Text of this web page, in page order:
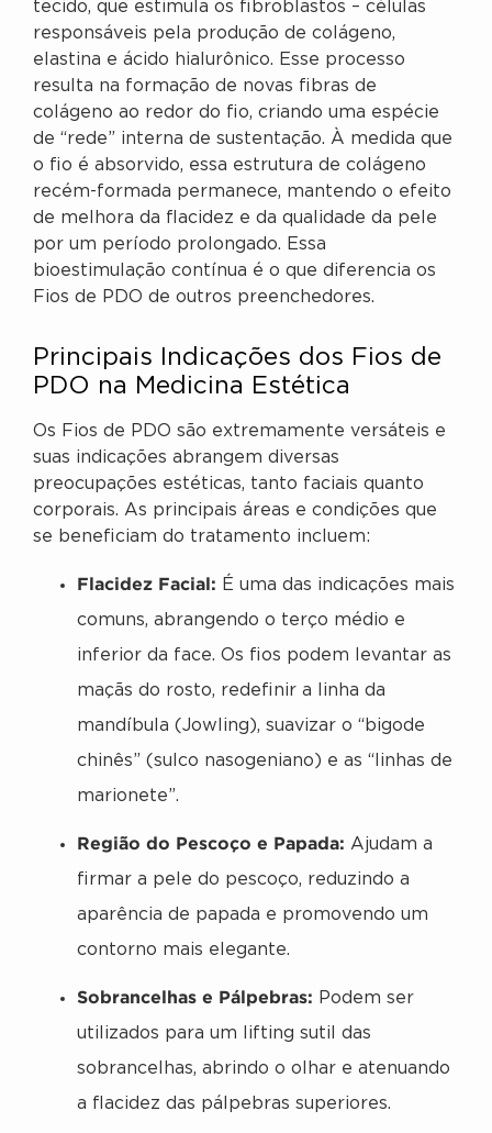
tecido, que estimula os fibroblastos – células
responsáveis pela produção de colágeno,
elastina e ácido hialurônico. Esse processo
resulta na formação de novas fibras de
colágeno ao redor do fio, criando uma espécie
de “rede” interna de sustentação. À medida que
o fio é absorvido, essa estrutura de colágeno
recém-formada permanece, mantendo o efeito
de melhora da flacidez e da qualidade da pele
por um período prolongado. Essa
bioestimulação contínua é o que diferencia os
Fios de PDO de outros preenchedores.
Principais Indicações dos Fios de
PDO na Medicina Estética
Os Fios de PDO são extremamente versáteis e
suas indicações abrangem diversas
preocupações estéticas, tanto faciais quanto
corporais. As principais áreas e condições que
se beneficiam do tratamento incluem:
Flacidez Facial: É uma das indicações mais
comuns, abrangendo o terço médio e
inferior da face. Os fios podem levantar as
maçãs do rosto, redefinir a linha da
mandíbula (Jowling), suavizar o “bigode
chinês” (sulco nasogeniano) e as “linhas de
marionete”.
Região do Pescoço e Papada: Ajudam a
firmar a pele do pescoço, reduzindo a
aparência de papada e promovendo um
contorno mais elegante.
Sobrancelhas e Pálpebras: Podem ser
utilizados para um lifting sutil das
sobrancelhas, abrindo o olhar e atenuando
a flacidez das pálpebras superiores.